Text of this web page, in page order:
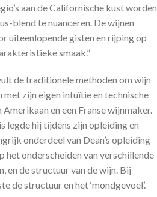
aan de Californische kust worden
blend te nuanceren. De wijnen
uiteenlopende gisten en rijping op
smaak.”
de traditionele methoden om wijn
met zijn eigen intuïtie en technische
en een Franse wijnmaker.
legde hij tijdens zijn opleiding en
onderdeel van Dean’s opleiding
het onderscheiden van verschillende
en de structuur van de wijn. Bij
de structuur en het ‘mondgevoel’.